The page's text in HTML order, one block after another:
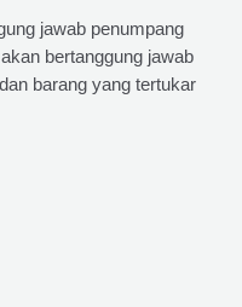
jawab penumpang
bertanggung jawab
barang yang tertukar